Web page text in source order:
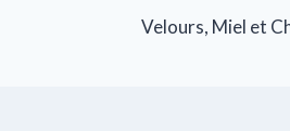
Velours, Miel et